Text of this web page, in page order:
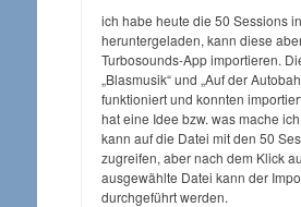
ich habe heute die 50 Sessions
heruntergeladen, kann diese
Turbosounds-App importieren.
„Blasmusik“ und „Auf der
funktioniert und konnten
hat eine Idee bzw. was mache
kann auf die Datei mit den 50
zugreifen, aber nach dem Klick
ausgewählte Datei kann der
durchgeführt werden.